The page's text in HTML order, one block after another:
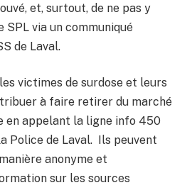
et, surtout, de ne pas y
SPL via un communiqué
de Laval.
victimes de surdose et leurs
à faire retirer du marché
en appelant la ligne info 450
Police de Laval. Ils peuvent
anonyme et
sur les sources